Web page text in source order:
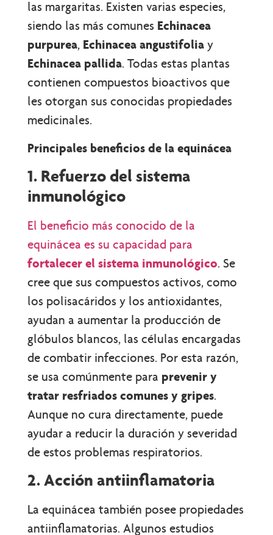
las margaritas. Existen varias especies,
siendo las más comunes Echinacea
purpurea, Echinacea angustifoliay
Echinacea pallida. Todas estas plantas
contienen compuestos bioactivos que
les otorgan sus conocidas propiedades
medicinales.
Principales beneficios de la equinácea
1. Refuerzo del sistema
inmunológico
El beneficio más conocido de la
equinácea es su capacidad para
fortalecer el sistema inmunológico. Se
cree que sus compuestos activos, como
los polisacáridos y los antioxidantes,
ayudan a aumentar la producción de
glóbulos blancos, las células encargadas
de combatir infecciones. Por esta razón,
se usa comúnmente para prevenir y
tratar resfriados comunes y gripes.
Aunque no cura directamente, puede
ayudar a reducir la duración y severidad
de estos problemas respiratorios.
2. Acción antiinflamatoria
La equinácea también posee propiedades
antiinflamatorias. Algunos estudios